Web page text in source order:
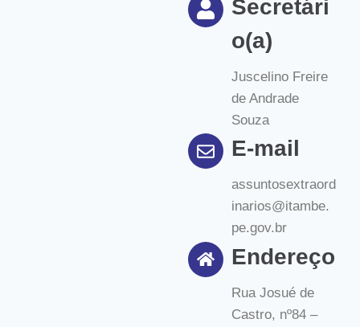
Secretári
o(a)
Juscelino Freire
de Andrade
Souza
E-mail
assuntosextraord
inarios@itambe.
pe.gov.br
Endereço
Rua Josué de
Castro, nº84 –